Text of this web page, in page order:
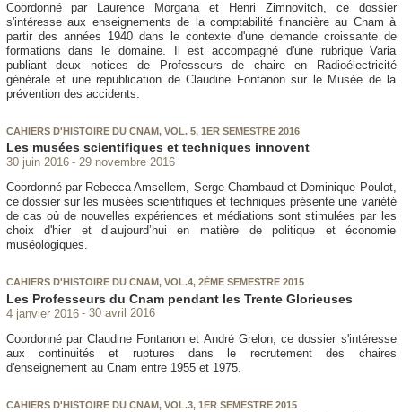
Coordonné par Laurence Morgana et Henri Zimnovitch, ce dossier
s'intéresse aux enseignements de la comptabilité financière au Cnam à
partir des années 1940 dans le contexte d'une demande croissante de
formations dans le domaine. Il est accompagné d'une rubrique Varia
publiant deux notices de Professeurs de chaire en Radioélectricité
générale et une republication de Claudine Fontanon sur le Musée de la
prévention des accidents.
CAHIERS D'HISTOIRE DU CNAM, VOL. 5, 1ER SEMESTRE 2016
Les musées scientifiques et techniques innovent
30 juin 2016
29 novembre 2016
Coordonné par Rebecca Amsellem, Serge Chambaud et Dominique Poulot,
ce dossier sur les musées scientifiques et techniques présente une variété
de cas où de nouvelles expériences et médiations sont stimulées par les
choix d'hier et d’aujourd’hui en matière de politique et économie
muséologiques.
CAHIERS D'HISTOIRE DU CNAM, VOL.4, 2ÈME SEMESTRE 2015
Les Professeurs du Cnam pendant les Trente Glorieuses
4 janvier 2016
30 avril 2016
Coordonné par Claudine Fontanon et André Grelon, ce dossier s'intéresse
aux continuités et ruptures dans le recrutement des chaires
d'enseignement au Cnam entre 1955 et 1975.
CAHIERS D'HISTOIRE DU CNAM, VOL.3, 1ER SEMESTRE 2015